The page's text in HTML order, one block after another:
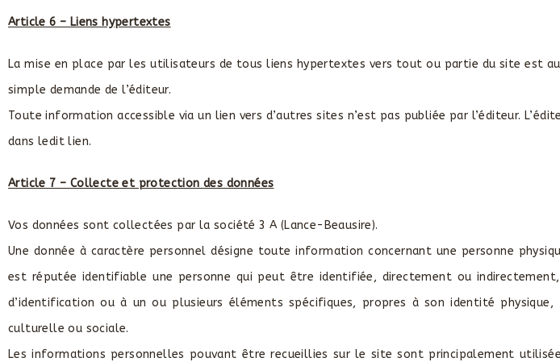
Article 6 – Liens hypertextes
La mise en place par les utilisateurs de tous liens hypertextes vers tout ou partie du site est
simple demande de l’éditeur.
Toute information accessible via un lien vers d’autres sites n’est pas publiée par l’éditeur.
dans ledit lien.
Article 7 – Collecte et protection des données
Vos données sont collectées par la société 3 A (Lance-Beausire).
Une donnée à caractère personnel désigne toute information concernant une personne
est réputée identifiable une personne qui peut être identifiée, directement ou
d’identification ou à un ou plusieurs éléments spécifiques, propres à son identité physique,
culturelle ou sociale.
Les informations personnelles pouvant être recueillies sur le site sont principalement